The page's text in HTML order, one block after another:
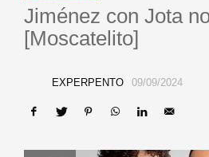
Jiménez con Jota
[Moscatelito]
EXPERPENTO 09/09/2024